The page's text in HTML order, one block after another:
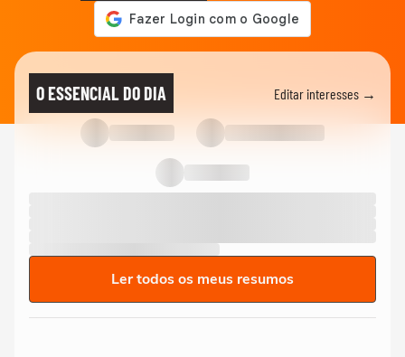
O ESSENCIAL DO DIA Editar interesses →
Ler todos os meus resumos